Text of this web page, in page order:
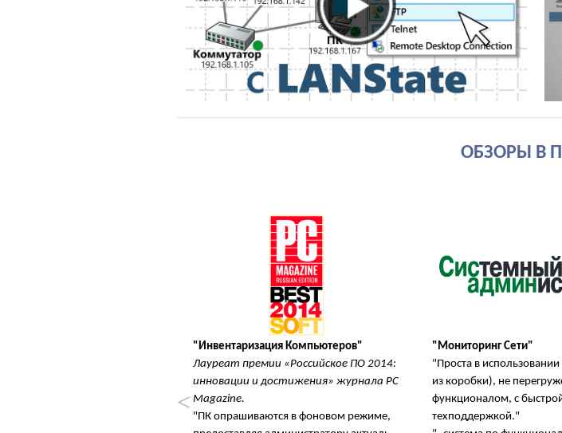
ОБЗОРЫ В
"Инвентаризация Компьютеров"
Лауреат премии «Российское ПО 2014:
инновации и достижения» журнала PC
Magazine.
"ПК опра­ши­ва­ют­ся в фо­но­вом ре­жи­ме,
"Мониторинг Сети"
"Прос­та в ис­поль­зо­ва­нии
из ко­роб­ки), не
функ­ци­о­на­лом, с
тех­под­держ­кой."